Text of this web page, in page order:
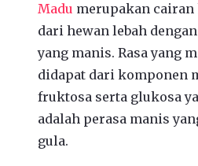
Madu merupakan cairan
dari hewan lebah
yang manis. Rasa yang
didapat dari komponen
fruktosa serta glukosa
adalah perasa manis
gula.